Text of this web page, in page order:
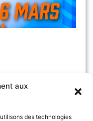
aux
des technologies
initialement